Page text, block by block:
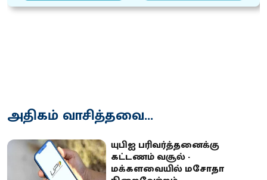
அதிகம் வாசித்தவை...
யுபிஐ பரிவர்த்தனைக்கு
கட்டணம் வசூல் -
மக்களவையில் மசோதா